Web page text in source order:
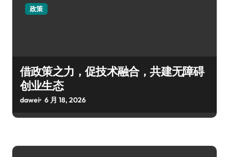
政策
借政策之力，促技术融合，共建无障碍
创业生态
dawei 6 月 18, 2026